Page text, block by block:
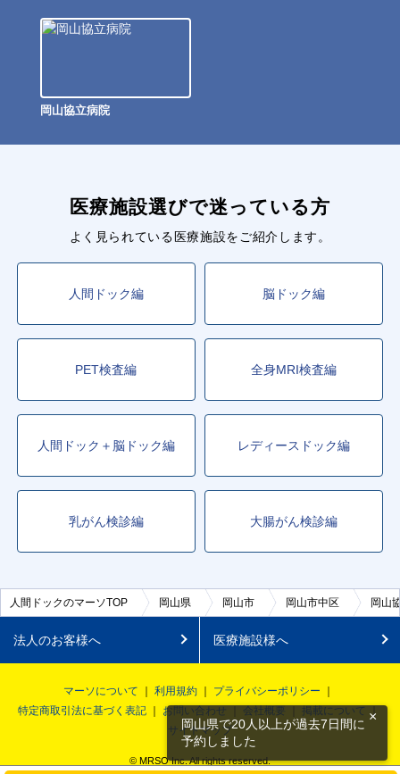
岡山協立病院
医療施設選びで迷っている方
よく見られている医療施設をご紹介します。
人間ドック編 脳ドック編
PET検査編 全身MRI検査編
人間ドック＋脳ドック編 レディースドック編
乳がん検診編 大腸がん検診編
人間ドックのマーソTOP 岡山県 岡山市 岡山市中区 岡山
法人のお客様へ 医療施設様へ
マーソについて 利用規約
プライバシーポリシー
特定商取引法に基づく表記
お問い合わせ 会社概要
掲載について
サイトマップ
© MRSO Inc. All rights reserved.
岡山県で20人以上が過去7日間に
予約しました
×